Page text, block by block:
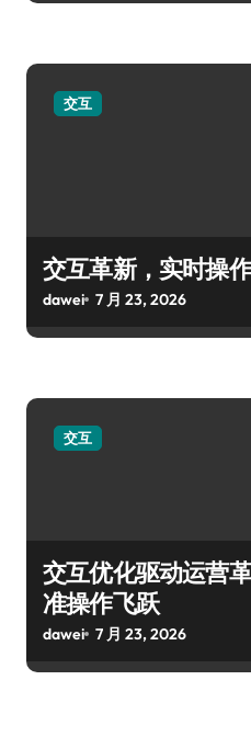
交互
交互革新，实时操
dawei 7 月 23, 2026
交互
交互优化驱动运营
准操作飞跃
dawei 7 月 23, 2026